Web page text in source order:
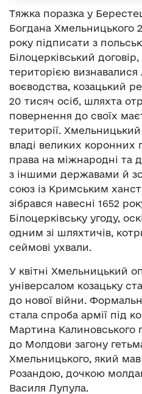
Тяжка поразка у
Богдана Хмельницького
року підписати з
Білоцерківський
територією визнавалися
воєводства, козацький
20 тисяч осіб, шляхта
повернення до своїх
території.
владі великих коронних
права на міжнародні та
з іншими державами й
союз із Кримським
зібрався навесні 1652
Білоцерківську угоду,
одним зі шляхтичів,
сеймові ухвали.
У квітні Хмельницький
універсалом козацьку
до нової війни.
стала спроба армії під
Мартина Калиновського
до Молдови загону
Хмельницького, який
Розандою, дочкою
Василя Лупула.